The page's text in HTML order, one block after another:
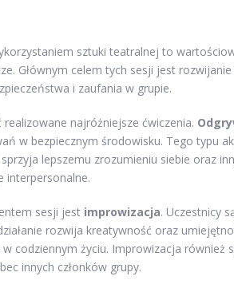
sztuki teatralnej to
Głównym celem tych sesji jest
i zaufania w grupie.
najróżniejsze ćwiczenia.
w bezpiecznym środowisku. Tego typu
lepszemu zrozumieniu siebie oraz
interpersonalne.
sesji jest improwizacja. Uczestnicy
rozwija kreatywność oraz
codziennym życiu. Improwizacja również
innych członków grupy.